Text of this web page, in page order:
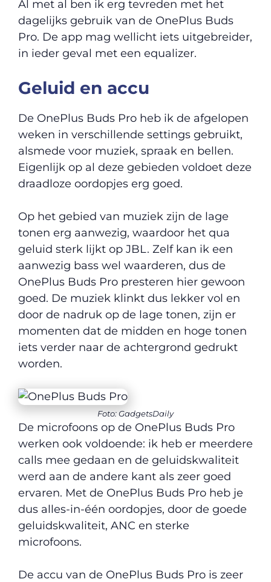
Al met al ben ik erg tevreden met het
dagelijks gebruik van de OnePlus Buds
Pro. De app mag wellicht iets uitgebreider,
in ieder geval met een equalizer.
Geluid en accu
De OnePlus Buds Pro heb ik de afgelopen
weken in verschillende settings gebruikt,
alsmede voor muziek, spraak en bellen.
Eigenlijk op al deze gebieden voldoet deze
draadloze oordopjes erg goed.
Op het gebied van muziek zijn de lage
tonen erg aanwezig, waardoor het qua
geluid sterk lijkt op JBL. Zelf kan ik een
aanwezig bass wel waarderen, dus de
OnePlus Buds Pro presteren hier gewoon
goed. De muziek klinkt dus lekker vol en
door de nadruk op de lage tonen, zijn er
momenten dat de midden en hoge tonen
iets verder naar de achtergrond gedrukt
worden.
Foto: GadgetsDaily
De microfoons op de OnePlus Buds Pro
werken ook voldoende: ik heb er meerdere
calls mee gedaan en de geluidskwaliteit
werd aan de andere kant als zeer goed
ervaren. Met de OnePlus Buds Pro heb je
dus alles-in-één oordopjes, door de goede
geluidskwaliteit, ANC en sterke
microfoons.
De accu van de OnePlus Buds Pro is zeer